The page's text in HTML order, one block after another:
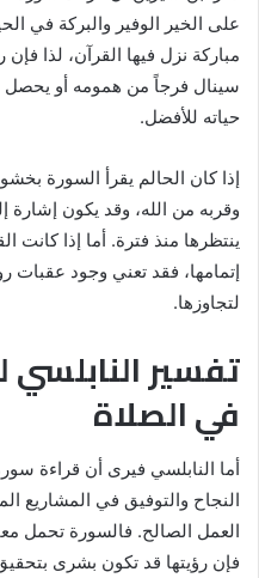
على الخير الوفير والبركة في
مباركة نزل فيها القرآن، لذا
سينال فرجاً من همومه أو يحصل
حياته للأفضل.
إذا كان الحالم يقرأ السورة
وقربه من الله، وقد يكون إشارة
ينتظرها منذ فترة. أما إذا كانت
إتمامها، فقد تعني وجود عقبات
لتجاوزها.
تفسير النابلسي
في الصلاة
أما النابلسي فيرى أن قراءة
النجاح والتوفيق في المشاريع
العمل الصالح. فالسورة تحمل
فإن رؤيتها قد تكون بشرى